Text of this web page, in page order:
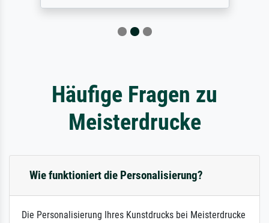
Häufige Fragen zu
Meisterdrucke
Wie funktioniert die Personalisierung?
Die Personalisierung Ihres Kunstdrucks bei Meisterdrucke